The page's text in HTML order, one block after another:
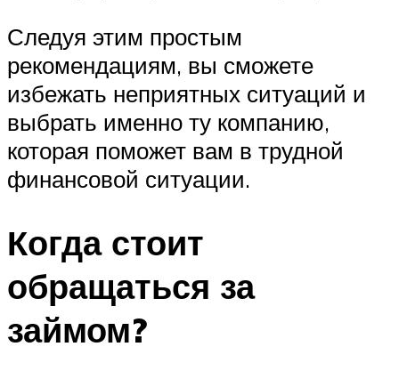
Следуя этим простым
рекомендациям, вы сможете
избежать неприятных ситуаций и
выбрать именно ту компанию,
которая поможет вам в трудной
финансовой ситуации.
Когда стоит
обращаться за
займом?